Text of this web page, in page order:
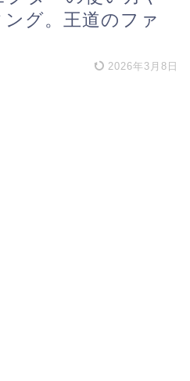
グ。王道のファ
2026年3月8日